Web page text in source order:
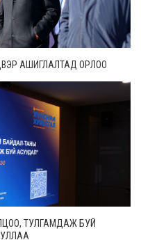
АШИГЛАЛТАД ОРЛОО
ТУЛГАМДАЖ БУЙ